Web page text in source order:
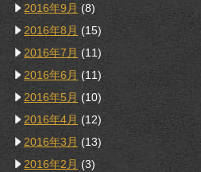
2016年9月 (8)
2016年8月 (15)
2016年7月 (11)
2016年6月 (11)
2016年5月 (10)
2016年4月 (12)
2016年3月 (13)
2016年2月 (3)